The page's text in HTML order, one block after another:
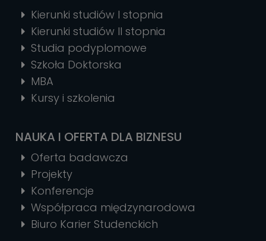
Kierunki studiów I stopnia
Kierunki studiów II stopnia
Studia podyplomowe
Szkoła Doktorska
MBA
Kursy i szkolenia
NAUKA I OFERTA DLA BIZNESU
Oferta badawcza
Projekty
Konferencje
Współpraca międzynarodowa
Biuro Karier Studenckich